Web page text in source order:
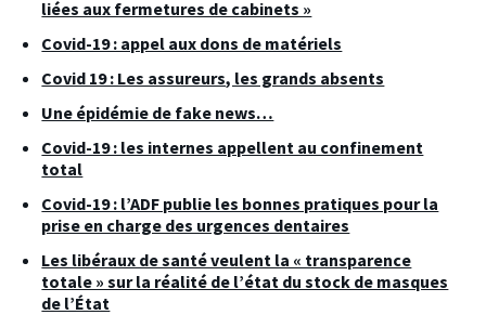
liées aux fermetures de cabinets »
Covid-19 : appel aux dons de matériels
Covid 19 : Les assureurs, les grands absents
Une épidémie de fake news…
Covid-19 : les internes appellent au confinement
total
Covid-19 : l’ADF publie les bonnes pratiques pour la
prise en charge des urgences dentaires
Les libéraux de santé veulent la « transparence
totale » sur la réalité de l’état du stock de masques
de l’État